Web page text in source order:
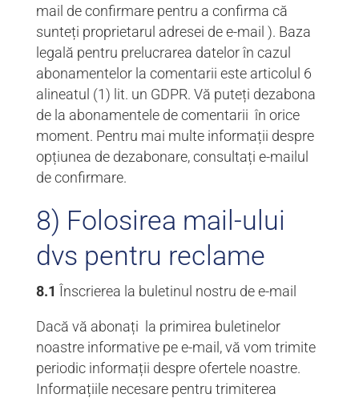
mail de confirmare pentru a confirma că
sunteți proprietarul adresei de e-mail ). Baza
legală pentru prelucrarea datelor în cazul
abonamentelor la comentarii este articolul 6
alineatul (1) lit. un GDPR. Vă puteți dezabona
de la abonamentele de comentarii în orice
moment. Pentru mai multe informații despre
opțiunea de dezabonare, consultați e-mailul
de confirmare.
8) Folosirea mail-ului
dvs pentru reclame
8.1 Înscrierea la buletinul nostru de e-mail
Dacă vă abonați la primirea buletinelor
noastre informative pe e-mail, vă vom trimite
periodic informații despre ofertele noastre.
Informațiile necesare pentru trimiterea